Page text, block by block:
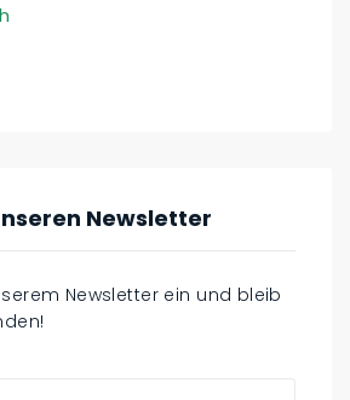
Newsletter
Newsletter ein und bleib